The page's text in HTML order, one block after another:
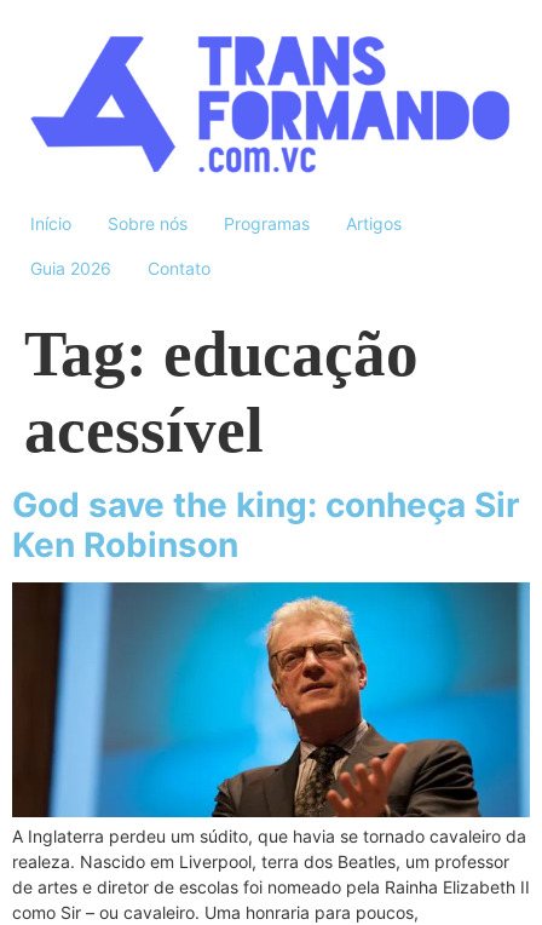
Início Sobre nós Programas Artigos
Guia 2026 Contato
Tag: educação
acessível
God save the king: conheça Sir
Ken Robinson
A Inglaterra perdeu um súdito, que havia se tornado cavaleiro da
realeza. Nascido em Liverpool, terra dos Beatles, um professor
de artes e diretor de escolas foi nomeado pela Rainha Elizabeth II
como Sir – ou cavaleiro. Uma honraria para poucos,